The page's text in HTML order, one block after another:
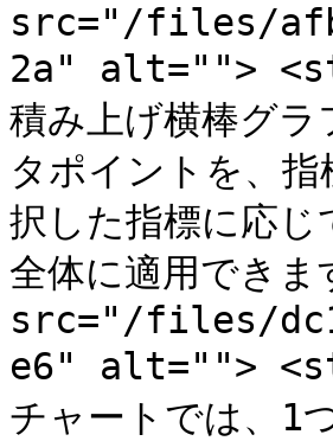
src="/files/
2a" alt="">
積み上げ横棒グ
タポイントを、
択した指標に応
全体に適用でき
src="/files/
e6" alt="">
チャートでは、1